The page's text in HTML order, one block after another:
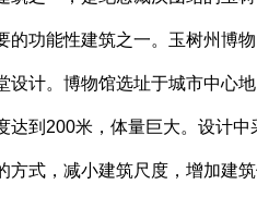
的功能性建筑之一。玉树州博物
设计。博物馆选址于城市中心地
达到200米，体量巨大。设计中
方式，减小建筑尺度，增加建